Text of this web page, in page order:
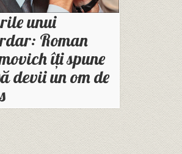
unui
Roman
îți spune
devii un om de